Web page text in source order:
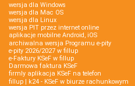
wersja dla Windows
wersja dla Mac OS
wersja dla Linux
wersja PIT przez internet online
aplikacje mobilne Android, iOS
archiwalna wersja Programu e-pity
e-pity 2026/2027 w fillup
e‑Faktury KSeF w fillup
Darmowa faktura KSeF
firmly aplikacja KSeF na telefon
fillup | k24 - KSeF w biurze rachunkowym